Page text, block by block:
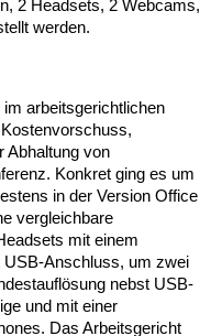
2 Headsets, 2 Webcams,
werden.
arbeitsgerichtlichen
Abhaltung von
Konkret ging es um
in der Version Office
vergleichbare
mit einem
Anschluss, um zwei
nebst USB-
und mit einer
Das Arbeitsgericht